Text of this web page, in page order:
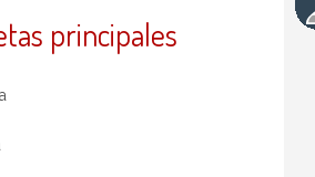
principales